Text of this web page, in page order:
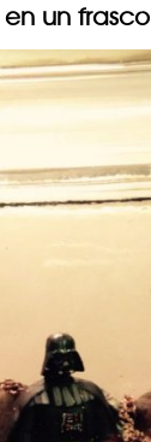
un frasco